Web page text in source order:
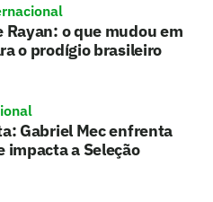
Rayan: o que mudou em
o prodígio brasileiro
Gabriel Mec enfrenta
impacta a Seleção